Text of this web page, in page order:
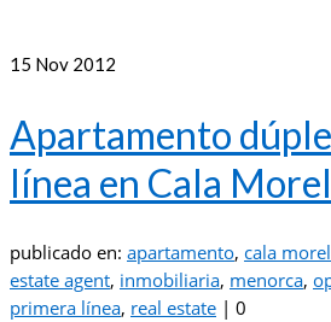
15 Nov 2012
Apartamento
línea en Cala
publicado en: apartamento, cala
estate agent, inmobiliaria, menorca,
primera línea, real estate | 0